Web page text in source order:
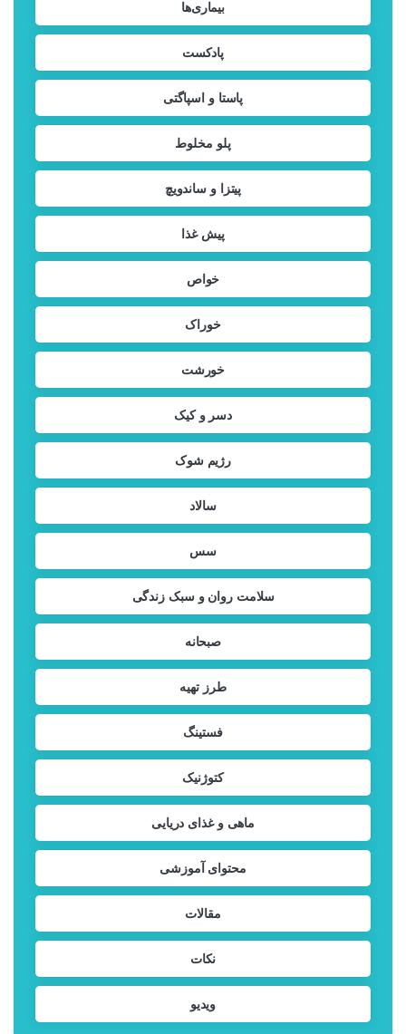
بیماری‌ها
پادکست
پاستا و اسپاگتی
پلو مخلوط
پیتزا و ساندویچ
پیش غذا
خواص
خوراک
خورشت
دسر و کیک
رژیم شوک
سالاد
سس
سلامت روان و سبک زندگی
صبحانه
طرز تهیه
فستینگ
کتوژنیک
ماهی و غذای دریایی
محتوای آموزشی
مقالات
نکات
ویدیو